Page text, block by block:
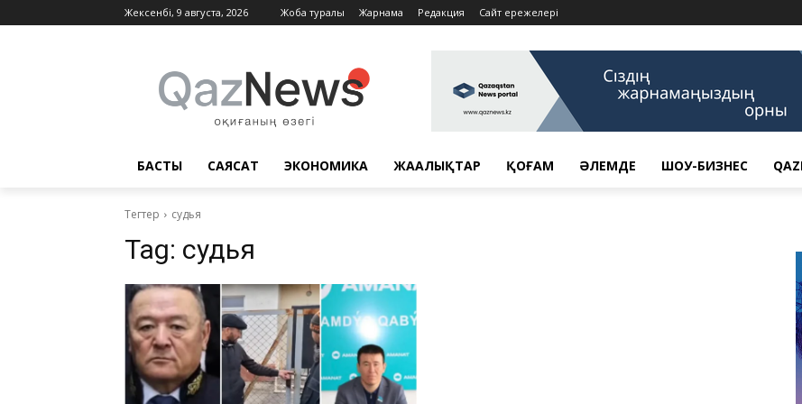
Жексенбі, 9 августа, 2026 Жоба туралы Жарнама Редакция Сайт ережелері
БАСТЫ САЯСАТ ЭКОНОМИКА ЖАҢАЛЫҚТАР ҚОҒАМ ӘЛЕМДЕ ШОУ-БИЗНЕС
Тегтер судья
Tag: судья